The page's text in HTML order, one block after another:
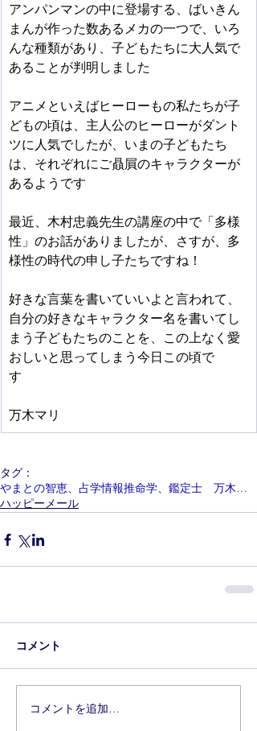
アンパンマンの中に登場する、ばいきん
まんが作った数あるメカの一つで、いろ
んな種類があり、子どもたちに大人気で
あることが判明しました
アニメといえばヒーローもの私たちが子
どもの頃は、主人公のヒーローがダント
ツに人気でしたが、いまの子どもたち
は、それぞれにご贔屓のキャラクターが
あるようです
最近、木村忠義先生の講座の中で「多様
性」のお話がありましたが、さすが、多
様性の時代の申し子たちですね！
好きな言葉を書いていいよと言われて、
自分の好きなキャラクター名を書いてし
まう子どもたちのことを、この上なく愛
おしいと思ってしまう今日この頃で
す
万木マリ
タグ：
やまとの智恵、占学情報推命学、鑑定士 万木マリ
ハッピーメール
コメント
コメントを追加…